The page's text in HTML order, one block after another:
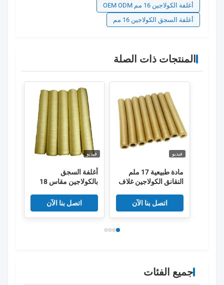
أغلفة الكولاجين 16 مم OEM ODM
أغلفة السجق الكولاجين 16 مم
المنتجات ذات الصلة
فيديو
مادة طبيعية 17 ملم
النقانق الكولاجين غلاف
اتصل بنا الآن
فيديو
أغلفة السجق
بالكولاجين مقاس 18
السجقاتصل بنا الآن
جميع الفئات